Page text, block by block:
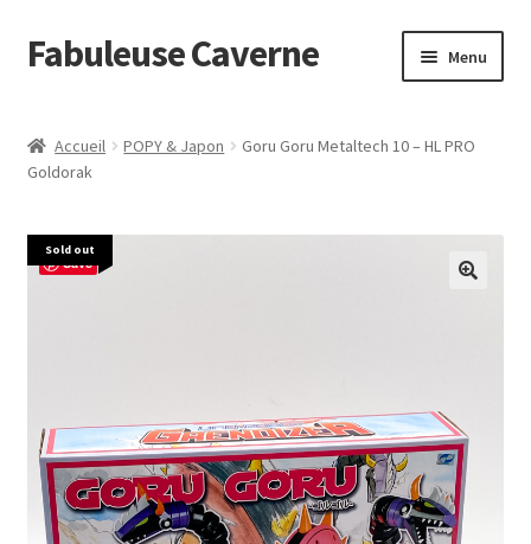
Aller
à
navigation
Aller
au
Fabuleuse Caverne Menu
En boutique
menu
enfant
Superflat Museum Murakami
Accueil POPY & Japon
Goru Goru Metaltech 10 – HL PRO
Goldorak
Sold out
Save